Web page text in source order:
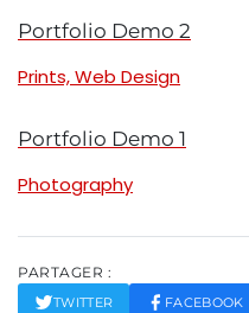
Portfolio Demo 2
Prints, Web Design
Portfolio Demo 1
Photography
PARTAGER :
TWITTER FACEBOOK